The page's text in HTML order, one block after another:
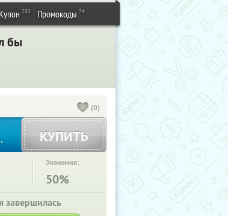
203 Промокоды 74
бы
(0)
КУПИТЬ
Экономия:
50%
завершилась